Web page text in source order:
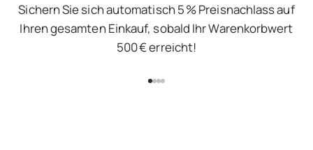
Sichern Sie sich automatisch 5 % Preisnachlass auf
Ihren gesamten Einkauf, sobald Ihr Warenkorbwert
500 € erreicht!